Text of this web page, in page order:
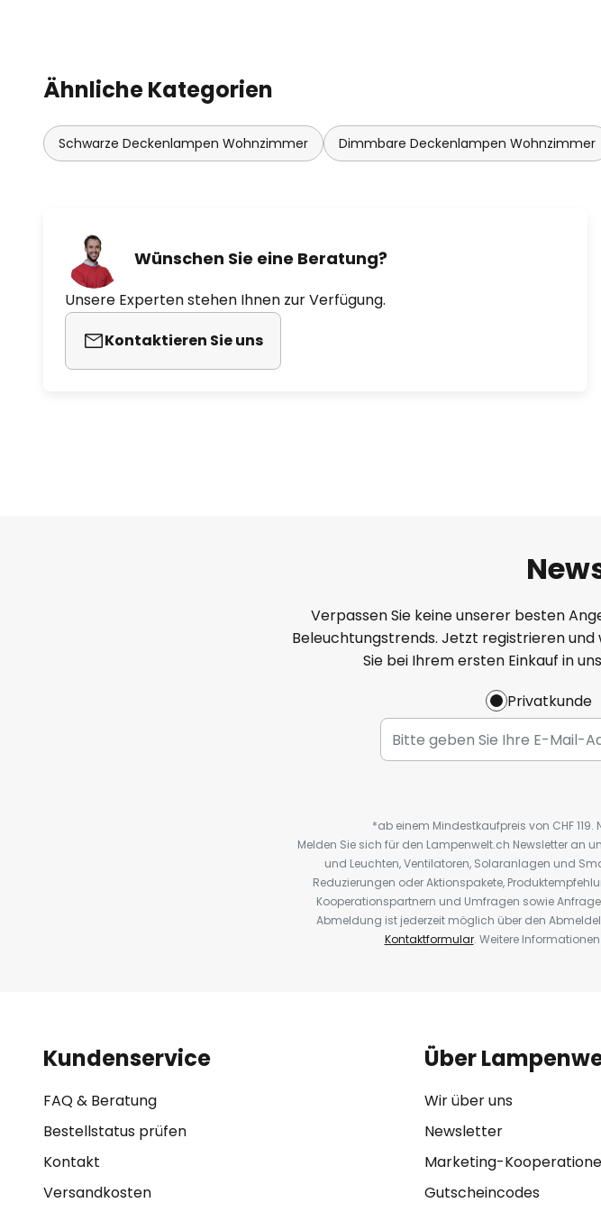
Ähnliche Kategorien
Schwarze Deckenlampen Wohnzimmer Dimmbare Deckenlampen Wohnzimmer
Wünschen Sie eine Beratung?
Unsere Experten stehen Ihnen zur Verfügung.
Kontaktieren Sie uns
Verpassen Sie keine unserer besten
Beleuchtungstrends. Jetzt registrieren und
Sie bei Ihrem ersten Einkauf in
Privatkunde
*ab einem Mindestkaufpreis von CHF
Melden Sie sich für den Lampenwelt.ch Newsletter an
und Leuchten, Ventilatoren, Solaranlagen und
Reduzierungen oder Aktionspakete,
Kooperationspartnern und Umfragen sowie
Abmeldung ist jederzeit möglich über den
Kontaktformular. Weitere
Kundenservice
FAQ & Beratung
Bestellstatus prüfen
Kontakt
Versandkosten
Über
Wir über uns
Newsletter
Marketing-
Gutscheincodes